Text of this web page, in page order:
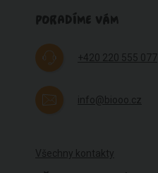
PORADÍME VÁM
+420 220 555 077
info@biooo.cz
Všechny kontakty